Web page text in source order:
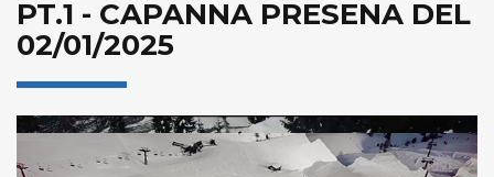
PT.1 - CAPANNA PRESENA DEL
02/01/2025